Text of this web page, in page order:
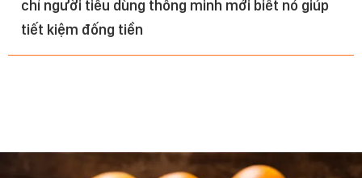
chỉ người tiêu dùng thông minh mới biết nó giúp
tiết kiệm đống tiền